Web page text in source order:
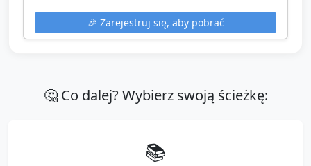
🎉 Zarejestruj się, aby pobrać
🤔 Co dalej? Wybierz swoją ścieżkę:
📚